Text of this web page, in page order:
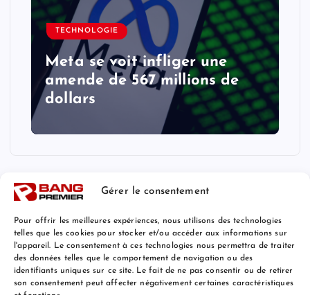
Gérer le consentement
Pour offrir les meilleures expériences, nous utilisons des technologies
telles que les cookies pour stocker et/ou accéder aux informations sur
l'appareil. Le consentement à ces technologies nous permettra de traiter
des données telles que le comportement de navigation ou des
identifiants uniques sur ce site. Le fait de ne pas consentir ou de retirer
son consentement peut affecter négativement certaines caractéristiques
TECHNOLOGIE
Meta se voit infliger une
amende de 567 millions de
dollars
Mentions Légales